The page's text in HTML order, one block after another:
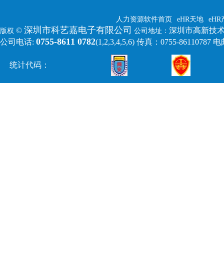
人力资源软件首页 eHR天地
版权 © 深圳市科艺嘉电子有限公司 公司地址： 深圳市高新技
公司电话: 0755-8611 0782(1,2,3,4,5,6) 传真：0755-86110787 电
统计代码：